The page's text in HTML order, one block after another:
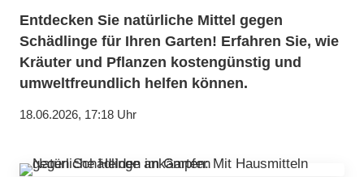
Entdecken Sie natürliche Mittel gegen
Schädlinge für Ihren Garten! Erfahren Sie, wie
Kräuter und Pflanzen kostengünstig und
umweltfreundlich helfen können.
18.06.2026, 17:18 Uhr